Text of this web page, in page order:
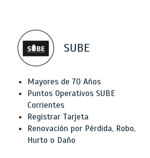
SUBE
Mayores de 70 Años
Puntos Operativos SUBE
Corrientes
Registrar Tarjeta
Renovación por Pérdida, Robo,
Hurto o Daño